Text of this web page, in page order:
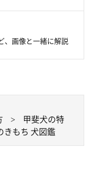
、画像と一緒に解説
甲斐犬の特
もち 犬図鑑